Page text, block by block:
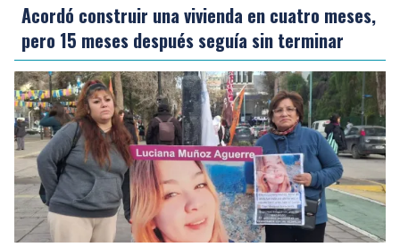
Acordó construir una vivienda en cuatro meses,
pero 15 meses después seguía sin terminar